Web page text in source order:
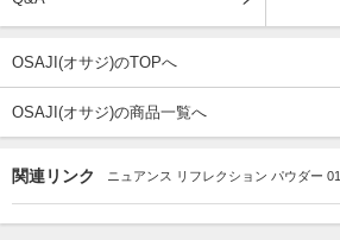
OSAJI(オサジ)のTOPへ
OSAJI(オサジ)の商品一覧へ
関連リンク ニュアンス リフレクション パウダー 01